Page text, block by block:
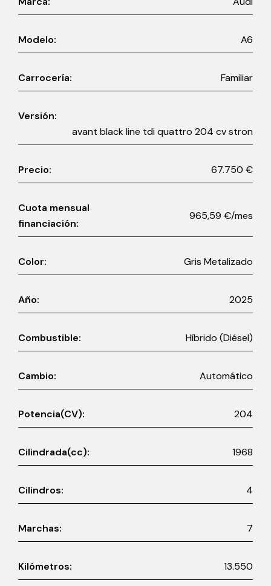
Modelo: A6
Carrocería: Familiar
Versión:
avant black line tdi quattro 204 cv stron
Precio: 67.750 €
Cuota mensual
financiación:
965,59 €/mes
Color: Gris Metalizado
Año: 2025
Combustible: Híbrido (Diésel)
Cambio: Automático
Potencia(CV): 204
Cilindrada(cc): 1968
Cilindros: 4
Marchas: 7
Kilómetros: 13.550